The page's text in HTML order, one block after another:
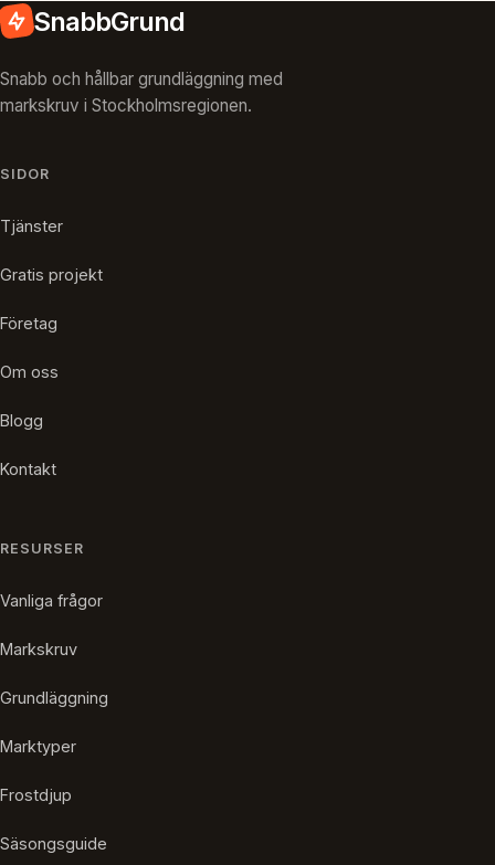
SnabbGrund
Snabb och hållbar grundläggning med
markskruv i Stockholmsregionen.
SIDOR
Tjänster
Gratis projekt
Företag
Om oss
Blogg
Kontakt
RESURSER
Vanliga frågor
Markskruv
Grundläggning
Marktyper
Frostdjup
Säsongsguide